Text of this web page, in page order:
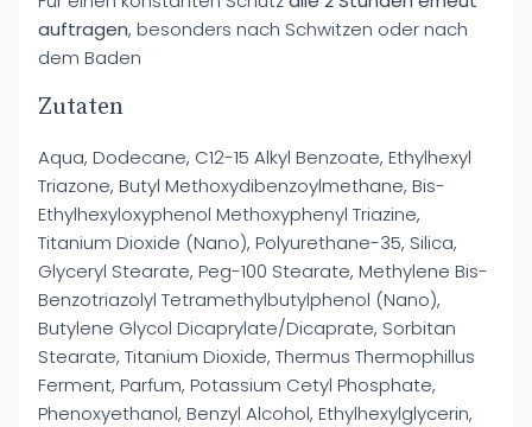
auftragen, besonders nach Schwitzen oder nach
dem Baden
Zutaten
Aqua, Dodecane, C12-15 Alkyl Benzoate, Ethylhexyl
Triazone, Butyl Methoxydibenzoylmethane, Bis-
Ethylhexyloxyphenol Methoxyphenyl Triazine,
Titanium Dioxide (Nano), Polyurethane-35, Silica,
Glyceryl Stearate, Peg-100 Stearate, Methylene Bis-
Benzotriazolyl Tetramethylbutylphenol (Nano),
Butylene Glycol Dicaprylate/Dicaprate, Sorbitan
Stearate, Titanium Dioxide, Thermus Thermophillus
Ferment, Parfum, Potassium Cetyl Phosphate,
Phenoxyethanol, Benzyl Alcohol, Ethylhexylglycerin,